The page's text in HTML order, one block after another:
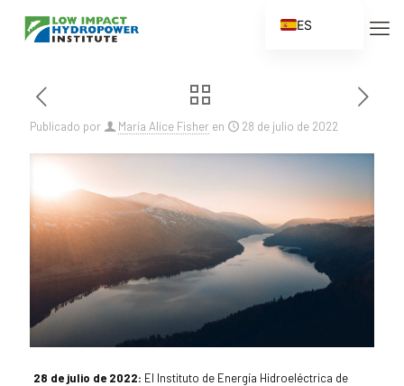
Publicado por María Alice Fisher en 28 de julio de 2022
28 de julio de 2022: El Instituto de Energía Hidroeléctrica de
ES